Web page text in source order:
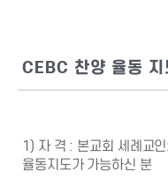
CEBC 찬양 율동 지
1) 자 격 : 본교회 세례교
율동지도가 가능하신 분